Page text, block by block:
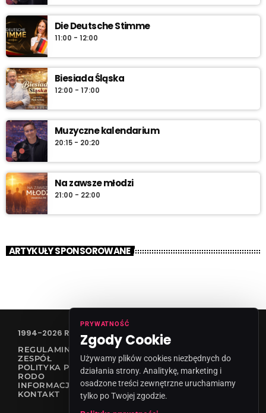
Die Deutsche Stimme
11:00 - 12:00
Biesiada Śląska
12:00 - 17:00
Muzyczne kalendarium
20:15 - 20:20
Na zawsze młodzi
21:00 - 22:00
ARTYKUŁY SPONSOROWANE
1994-2026 RADIO VANESSA SPÓŁKA Z O.O
REGULAMIN KONKURSÓW
ZESPÓŁ
POLITYKA PRYWATNOŚCI
RODO
INFORMACJA O NADAWCY
KONTAKT
PRYWATNOŚĆ
Zgody Cookie
Używamy plików cookies niezbędnych do
działania strony. Analitykę, marketing i
osadzone treści zewnętrzne uruchamiamy
tylko po Twojej zgodzie.